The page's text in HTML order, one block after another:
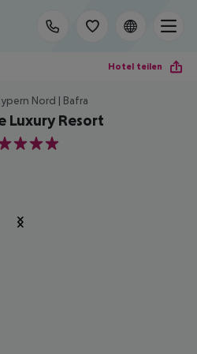
Hotel teilen
Nord | Bafra
Luxury Resort